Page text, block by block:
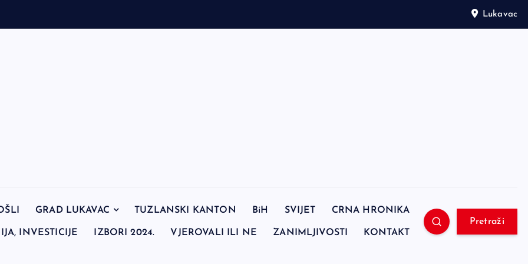
Lukavac
GRAD LUKAVAC TUZLANSKI KANTON BiH SVIJET CRNA HRONIKA
INVESTICIJE IZBORI 2024. VJEROVALI ILI NE ZANIMLJIVOSTI KONTAKT
Pretraži